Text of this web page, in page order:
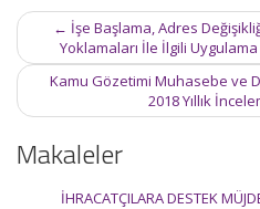
Post
navigation
← İşe Başlama, Adres
Yoklamaları İle İlgili
Kamu Gözetimi Muhasebe ve
2018 Yıllık
Makaleler
İHRACATÇILARA DESTEK